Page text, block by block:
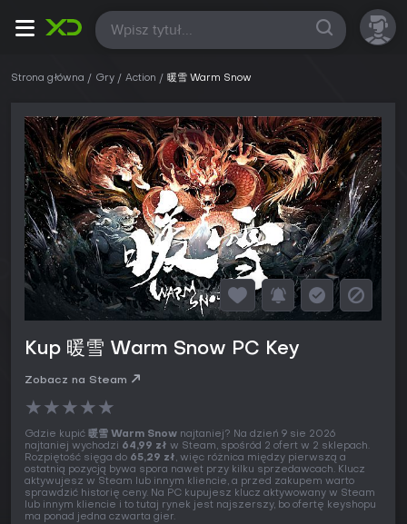
Wszystkie
Strona główna Gry Action 暖雪 Warm Snow
Kup 暖雪 Warm Snow PC Key
Zobacz na Steam
★★★★★
Gdzie kupić 暖雪 Warm Snow najtaniej? Na dzień 9 sie 2026
najtaniej wychodzi 64,99 zł w Steam, spośród 2 ofert w 2 sklepach.
Rozpiętość sięga do 65,29 zł, więc różnica między pierwszą a
ostatnią pozycją bywa spora nawet przy kilku sprzedawcach. Klucz
aktywujesz w Steam lub innym kliencie, a przed zakupem warto
sprawdzić historię ceny. Na PC kupujesz klucz aktywowany w Steam
lub innym kliencie i to tutaj rynek jest najszerszy, bo ofertę keyshopu
ma ponad jedna czwarta gier.